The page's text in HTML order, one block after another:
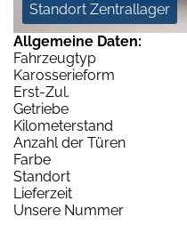
Standort Zentrallager
Allgemeine Daten:
Fahrzeugtyp
Karosserieform
Erst-Zul.
Getriebe
Kilometerstand
Anzahl der Türen
Farbe
Standort
Lieferzeit
Unsere Nummer